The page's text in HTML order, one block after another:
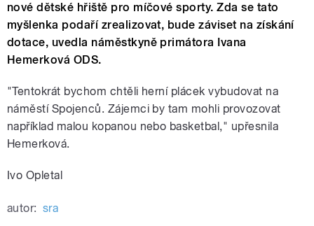
nové dětské hřiště pro míčové sporty. Zda se tato
myšlenka podaří zrealizovat, bude záviset na získání
dotace, uvedla náměstkyně primátora Ivana
Hemerková ODS.
"Tentokrát bychom chtěli herní plácek vybudovat na
náměstí Spojenců. Zájemci by tam mohli provozovat
například malou kopanou nebo basketbal," upřesnila
Hemerková.
Ivo Opletal
autor: sra